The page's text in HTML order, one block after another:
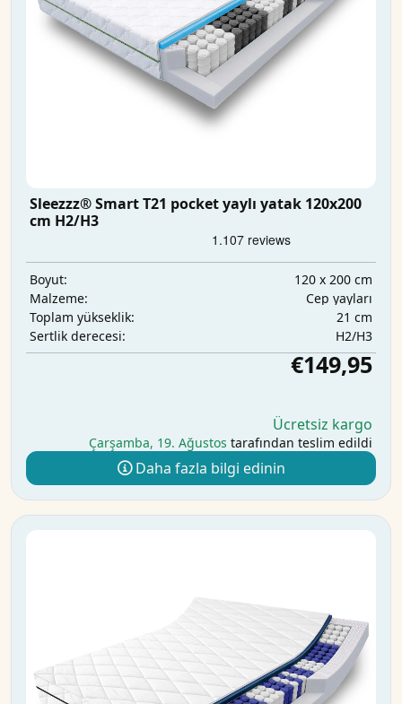
Sleezzz® Smart T21 pocket yaylı yatak 120x200
cm H2/H3
Boyut:
120 x 200 cm
Malzeme:
Cep yayları
Toplam yükseklik:
21 cm
Sertlik derecesi:
H2/H3
€149,95
Ücretsiz kargo
Çarşamba, 19. Ağustos tarafından teslim edildi
Daha fazla bilgi edinin